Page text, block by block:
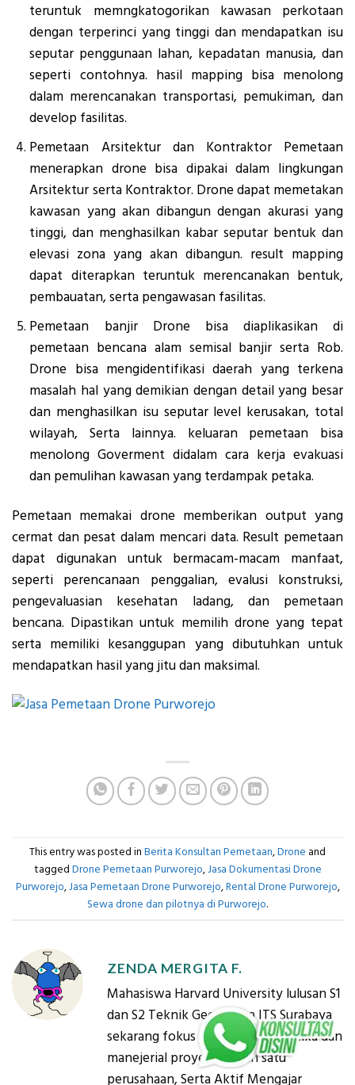
teruntuk memngkatogorikan kawasan perkotaan
dengan terperinci yang tinggi dan mendapatkan isu
seputar penggunaan lahan, kepadatan manusia, dan
seperti contohnya. hasil mapping bisa menolong
dalam merencanakan transportasi, pemukiman, dan
develop fasilitas.
Pemetaan Arsitektur dan Kontraktor Pemetaan
menerapkan drone bisa dipakai dalam lingkungan
Arsitektur serta Kontraktor. Drone dapat memetakan
kawasan yang akan dibangun dengan akurasi yang
tinggi, dan menghasilkan kabar seputar bentuk dan
elevasi zona yang akan dibangun. result mapping
dapat diterapkan teruntuk merencanakan bentuk,
pembauatan, serta pengawasan fasilitas.
Pemetaan banjir Drone bisa diaplikasikan di
pemetaan bencana alam semisal banjir serta Rob.
Drone bisa mengidentifikasi daerah yang terkena
masalah hal yang demikian dengan detail yang besar
dan menghasilkan isu seputar level kerusakan, total
wilayah, Serta lainnya. keluaran pemetaan bisa
menolong Goverment didalam cara kerja evakuasi
dan pemulihan kawasan yang terdampak petaka.
Pemetaan memakai drone memberikan output yang
cermat dan pesat dalam mencari data. Result pemetaan
dapat digunakan untuk bermacam-macam manfaat,
seperti perencanaan penggalian, evalusi konstruksi,
pengevaluasian kesehatan ladang, dan pemetaan
bencana. Dipastikan untuk memilih drone yang tepat
serta memiliki kesanggupan yang dibutuhkan untuk
mendapatkan hasil yang jitu dan maksimal.
This entry was posted in Berita Konsultan Pemetaan,Drone and
tagged Drone Pemetaan Purworejo,Jasa Dokumentasi Drone
Purworejo,Jasa Pemetaan Drone Purworejo,Rental Drone Purworejo,
Sewa drone dan pilotnya di Purworejo.
ZENDA MERGITA F.
Mahasiswa Harvard University lulusan S1
dan S2 Teknik Geomatika ITS Surabaya
sekarang fokus kebidang geomatika dan
manejerial proyek di salah satu
perusahaan, Serta Aktif Mengajar